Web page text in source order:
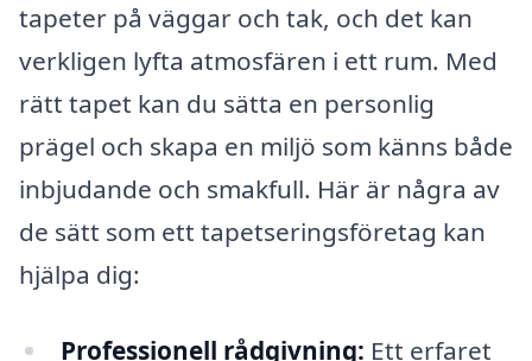
tapeter på väggar och tak, och det kan
verkligen lyfta atmosfären i ett rum. Med
rätt tapet kan du sätta en personlig
prägel och skapa en miljö som känns både
inbjudande och smakfull. Här är några av
de sätt som ett tapetseringsföretag kan
hjälpa dig:
Professionell rådgivning: Ett erfaret